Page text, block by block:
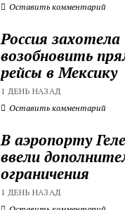
Оставить комментарий
Россия захотела
возобновить
рейсы в Мексику
1 ДЕНЬ НАЗАД
Оставить комментарий
В аэропорту
ввели
ограничения
1 ДЕНЬ НАЗАД